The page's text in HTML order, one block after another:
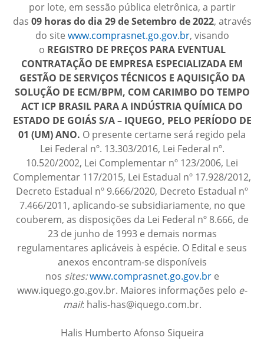
por lote, em sessão pública eletrônica, a partir
das 09 horas do dia 29 de Setembro de 2022, através
do site www.comprasnet.go.gov.br, visando
o REGISTRO DE PREÇOS PARA EVENTUAL
CONTRATAÇÃO DE EMPRESA ESPECIALIZADA EM
GESTÃO DE SERVIÇOS TÉCNICOS E AQUISIÇÃO DA
SOLUÇÃO DE ECM/BPM, COM CARIMBO DO TEMPO
ACT ICP BRASIL PARA A INDÚSTRIA QUÍMICA DO
ESTADO DE GOIÁS S/A – IQUEGO, PELO PERÍODO DE
01 (UM) ANO. O presente certame será regido pela
Lei Federal nº. 13.303/2016, Lei Federal nº.
10.520/2002, Lei Complementar nº 123/2006, Lei
Complementar 117/2015, Lei Estadual nº 17.928/2012,
Decreto Estadual nº 9.666/2020, Decreto Estadual nº
7.466/2011, aplicando-se subsidiariamente, no que
couberem, as disposições da Lei Federal nº 8.666, de
23 de junho de 1993 e demais normas
regulamentares aplicáveis à espécie. O Edital e seus
anexos encontram-se disponíveis
nos sites:www.comprasnet.go.gov.bre
www.iquego.go.gov.br. Maiores informações pelo e-
mail: halis-has@iquego.com.br.
Halis Humberto Afonso Siqueira